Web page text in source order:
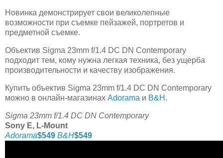
Новинка демонстрирует свои великолепные
возможности при съемке пейзажей, портретов и
предметной съемке.
Объектив Sigma 23mm f/1.4 DC DN Contemporary
подходит тем, кому нужна легкая техника, без ущерба
производительности и качеству изображения.
Купить объектив Sigma 23mm f/1.4 DC DN Contemporary
можно в онлайн-магазинах Adorama и B&H .
Sigma 23mm f/1.4 DC DN Contemporary
Sony E, L-Mount
Adorama$549 B&H$549